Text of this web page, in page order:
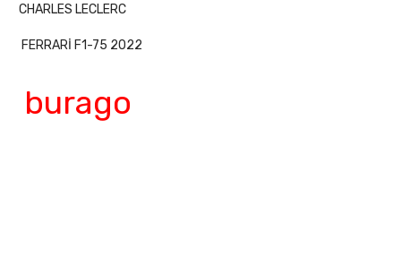
CHARLES LECLERC
FERRARİ F1-75 2022
burago